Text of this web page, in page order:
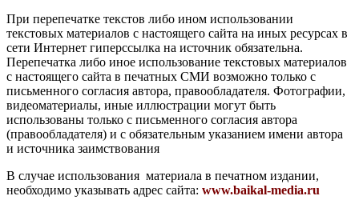
При перепечатке текстов либо ином использовании
текстовых материалов с настоящего сайта на иных ресурсах в
сети Интернет гиперссылка на источник обязательна.
Перепечатка либо иное использование текстовых материалов
с настоящего сайта в печатных СМИ возможно только с
письменного согласия автора, правообладателя. Фотографии,
видеоматериалы, иные иллюстрации могут быть
использованы только с письменного согласия автора
(правообладателя) и с обязательным указанием имени автора
и источника заимствования
В случае использования материала в печатном издании,
необходимо указывать адрес сайта: www.baikal-media.ru